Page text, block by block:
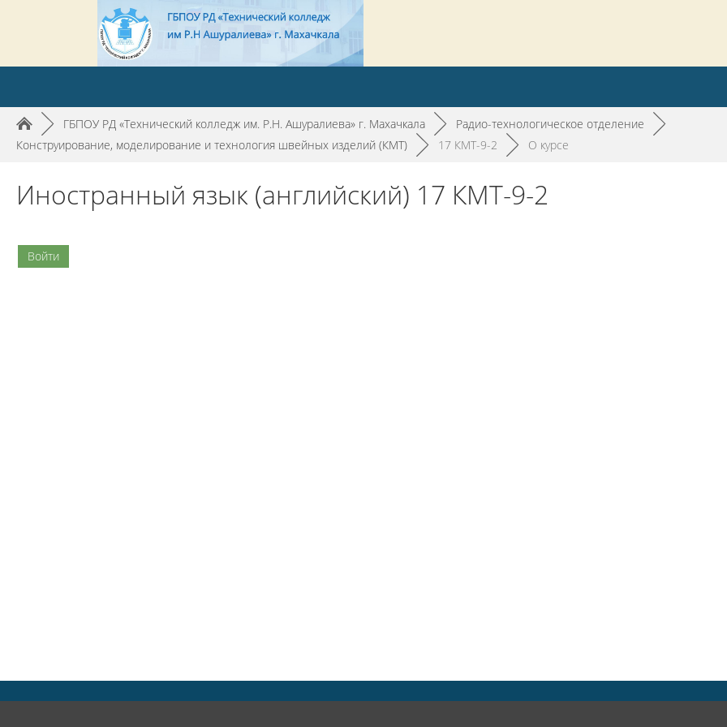
► ГБПОУ РД «Технический колледж им. Р.Н. Ашуралиева» г. Махачкала ► Радио-технологическое отделение
►
Конструирование, моделирование и технология швейных изделий (КМТ)
► 17 КМТ-9-2 ► О курсе
Иностранный язык (английский) 17 КМТ-9-2
Войти